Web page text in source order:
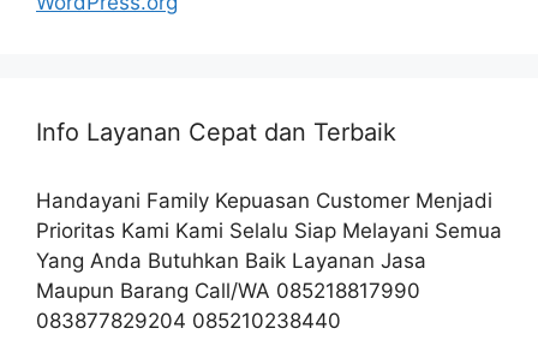
Info Layanan Cepat dan Terbaik
Handayani Family Kepuasan Customer Menjadi
Prioritas Kami Kami Selalu Siap Melayani Semua
Yang Anda Butuhkan Baik Layanan Jasa
Maupun Barang Call/WA 085218817990
083877829204 085210238440